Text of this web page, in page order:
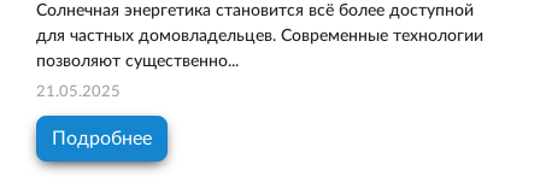
Солнечная энергетика становится всё более доступной
для частных домовладельцев. Современные технологии
позволяют существенно...
21.05.2025
Подробнее